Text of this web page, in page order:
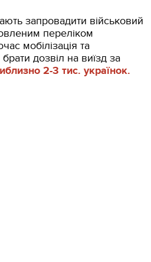
запровадити військовий
переліком
мобілізація та
дозвіл на виїзд за
2-3тис. українок.